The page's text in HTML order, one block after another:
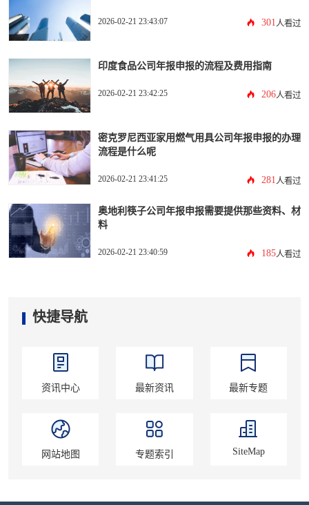
2026-02-21 23:43:07 301 人看过
印度食品公司年报申报的流程及费用指南
2026-02-21 23:42:25 206人看过
密克罗尼西亚家用燃气用具公司年报申报的办理
流程是什么呢
2026-02-21 23:41:25 281 人看过
奥地利筷子公司年报申报需要提供那些资料、材
料
2026-02-21 23:40:59 185人看过
快捷导航
资讯中心 最新资讯 最新专题
网站地图 专题索引 SiteMap